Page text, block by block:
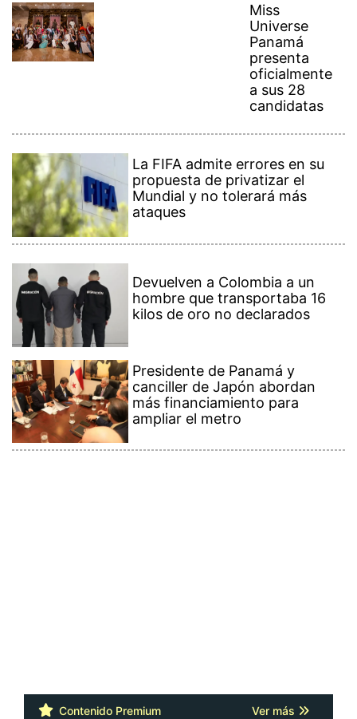
Miss
Universe
Panamá
presenta
oficialmente
a sus 28
candidatas
La FIFA admite errores en su
propuesta de privatizar el
Mundial y no tolerará más
ataques
Devuelven a Colombia a un
hombre que transportaba 16
kilos de oro no declarados
Presidente de Panamá y
canciller de Japón abordan
más financiamiento para
ampliar el metro
Contenido Premium Ver más